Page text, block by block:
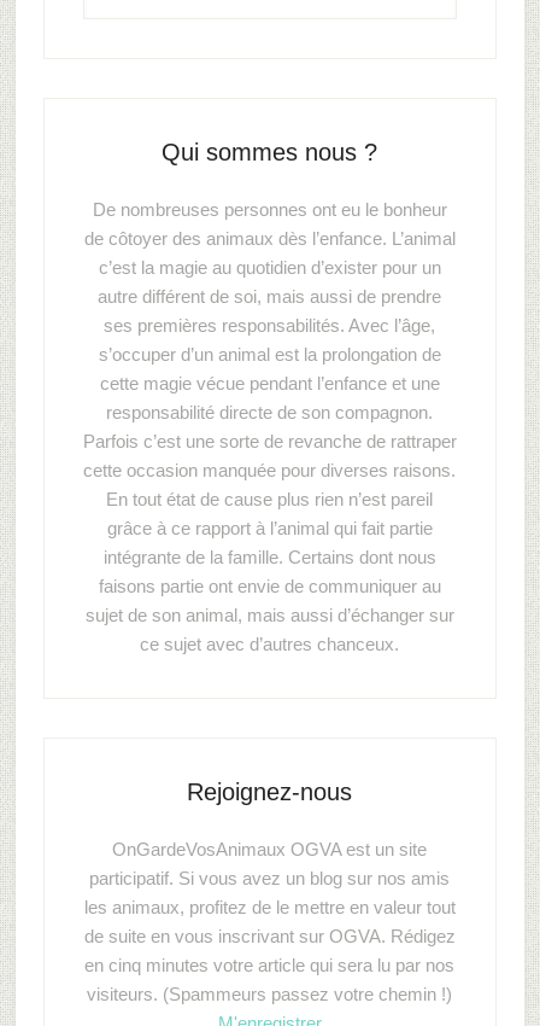
Qui sommes nous ?
De nombreuses personnes ont eu le bonheur
de côtoyer des animaux dès l’enfance. L’animal
c’est la magie au quotidien d’exister pour un
autre différent de soi, mais aussi de prendre
ses premières responsabilités. Avec l’âge,
s’occuper d’un animal est la prolongation de
cette magie vécue pendant l’enfance et une
responsabilité directe de son compagnon.
Parfois c’est une sorte de revanche de rattraper
cette occasion manquée pour diverses raisons.
En tout état de cause plus rien n’est pareil
grâce à ce rapport à l’animal qui fait partie
intégrante de la famille. Certains dont nous
faisons partie ont envie de communiquer au
sujet de son animal, mais aussi d’échanger sur
ce sujet avec d’autres chanceux.
Rejoignez-nous
OnGardeVosAnimaux OGVA est un site
participatif. Si vous avez un blog sur nos amis
les animaux, profitez de le mettre en valeur tout
de suite en vous inscrivant sur OGVA. Rédigez
en cinq minutes votre article qui sera lu par nos
visiteurs. (Spammeurs passez votre chemin !)